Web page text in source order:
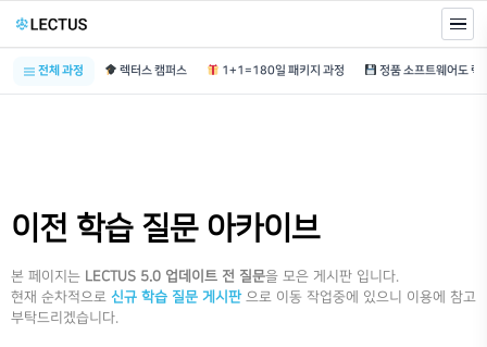
전체 과정 렉터스 캠퍼스 1+1=180일 패키지 과정
이전 학습 질문 아카이브
본 페이지는 LECTUS 5.0 업데이트 전 질문을 모은 게시판 입니다.
현재 순차적으로 신규 학습 질문 게시판 으로 이동 작업중에 있으니 이용에 참고
부탁드리겠습니다.